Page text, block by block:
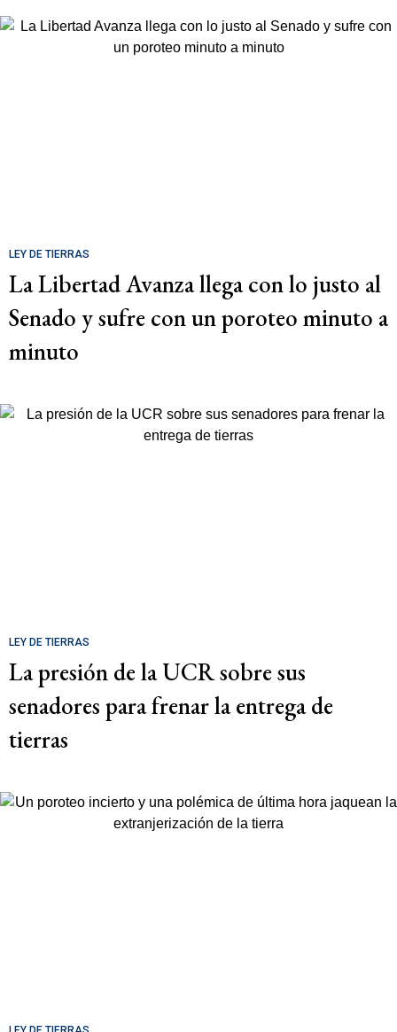
LEY DE TIERRAS
La Libertad Avanza llega con lo justo al
Senado y sufre con un poroteo minuto a
minuto
LEY DE TIERRAS
La presión de la UCR sobre sus
senadores para frenar la entrega de
tierras